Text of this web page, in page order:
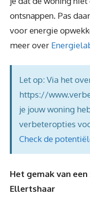
ontsnappen. Pas
voor energie
meer over
Let op: Via het
https://
je jouw woning
verbeteropties
Check de
Het gemak van
Ellertshaar